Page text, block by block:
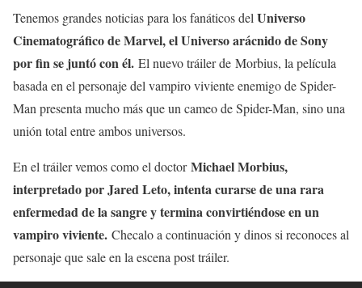
Tenemos grandes noticias para los fanáticos del Universo
Cinematográfico de Marvel, el Universo arácnido de Sony
por fin se juntó con él. El nuevo tráiler de Morbius, la película
basada en el personaje del vampiro viviente enemigo de Spider-
Man presenta mucho más que un cameo de Spider-Man, sino una
unión total entre ambos universos.
En el tráiler vemos como el doctorMichael Morbius,
interpretado por Jared Leto, intenta curarse de una rara
enfermedad de la sangre y termina convirtiéndose en un
vampiro viviente. Checalo a continuación y dinos si reconoces al
personaje que sale en la escena post tráiler.